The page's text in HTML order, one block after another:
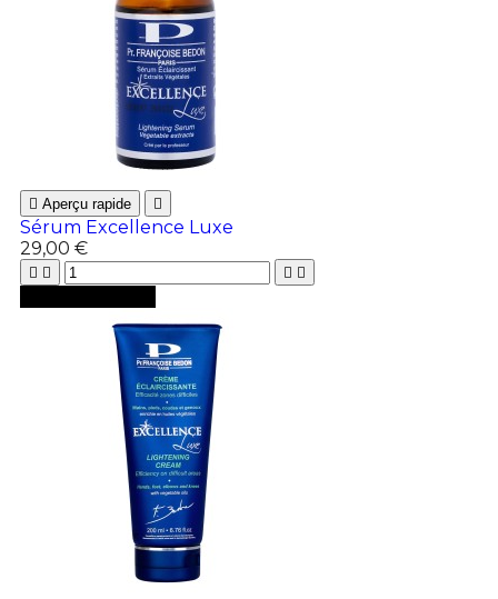
 Aperçu rapide 
Sérum Excellence Luxe
29,00 €
   